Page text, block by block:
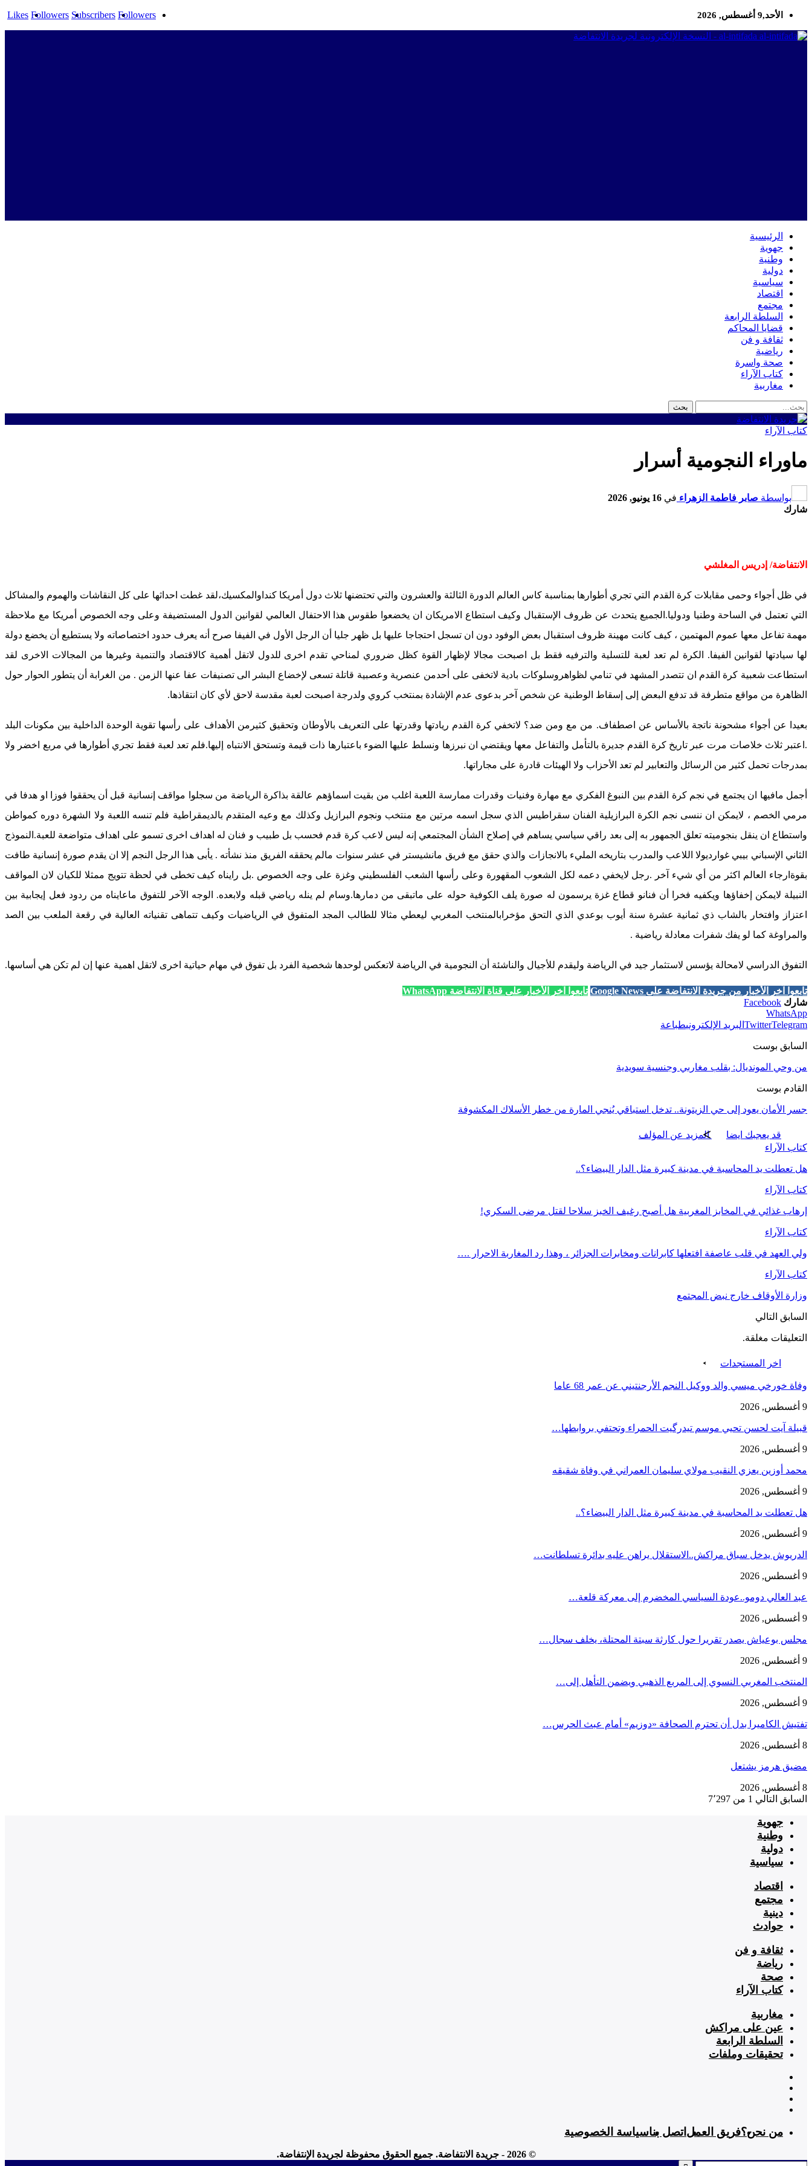
Likes Followers Subscribers Followers الأحد,9 أغسطس, 2026
al-intifada - النسخة الإلكترونية لجريدة الانتفاضة
الرئيسية
جهوية
وطنية
دولية
سياسية
اقتصاد
مجتمع
السلطة الرابعة
قضايا المحاكم
ثقافة و فن
رياضية
صحة واسرة
كتاب الآراء
مغاربية
كتاب الآراء
ماوراء النجومية أسرار
بواسطة صابر فاطمة الزهراء في 16 يونيو, 2026
شارك
الانتفاضة/ إدريس المغلشي
في ظل أجواء وحمى مقابلات كرة القدم التي تجري أطوارها بمناسبة كاس العالم الدورة الثالثة والعشرون والتي تحتضنها ثلاث دول أمريكا كنداوالمكسيك،لقد غطت احداثها على كل النقاشات والهموم والمشاكل
التي تعتمل في الساحة وطنيا ودوليا.الجميع يتحدث عن ظروف الإستقبال وكيف استطاع الامريكان ان يخضعوا طقوس هذا الاحتفال العالمي لقوانين الدول المستضيفة وعلى وجه الخصوص أمريكا مع ملاحظة
مهمة تفاعل معها عموم المهتمين ، كيف كانت مهينة ظروف استقبال بعض الوفود دون ان تسجل احتجاجا عليها بل ظهر جليا أن الرجل الأول في الفيفا صرح أنه يعرف حدود اختصاصاته ولا يستطيع أن يخضع دولة
لها سيادتها لقوانين الفيفا. الكرة لم تعد لعبة للتسلية والترفيه فقط بل اصبحت مجالا لإظهار القوة كظل ضروري لمناحي تقدم اخرى للدول لاتقل أهمية كالاقتصاد والتنمية وغيرها من المجالات الاخرى لقد
استطاعت شعبية كرة القدم ان تتصدر المشهد في تنامي لظواهروسلوكات بادية لاتخفى على أحدمن عنصرية وعصبية قاتلة تسعى لإخضاع البشر الى تصنيفات عفا عنها الزمن . من الغرابة أن يتطور الحوار حول
الظاهرة من مواقع متطرفة قد تدفع البعض إلى إسقاط الوطنية عن شخص آخر بدعوى عدم الإشادة بمنتخب كروي ولدرجة اصبحت لعبة مقدسة لاحق لأي كان انتقاذها.
بعيدا عن أجواء مشحونة ناتجة بالأساس عن اصطفاف. من مع ومن ضد؟ لاتخفي كرة القدم ريادتها وقدرتها على التعريف بالأوطان وتحقيق كثيرمن الأهداف على رأسها تقوية الوحدة الداخلية بين مكونات البلد
.اعتبر ثلاث خلاصات مرت عبر تاريخ كرة القدم جديرة بالتأمل والتفاعل معها ويقتضي ان نبرزها ونسلط عليها الضوء باعتبارها ذات قيمة وتستحق الانتباه إليها.فلم تعد لعبة فقط تجري أطوارها في مربع اخضر ولا
بمدرجات تحمل كثير من الرسائل والتعابير لم تعد الأحزاب ولا الهيئات قادرة على مجاراتها.
أجمل مافيها ان يجتمع في نجم كرة القدم بين النبوغ الفكري مع مهارة وفنيات وقدرات ممارسة اللعبة اغلب من بقيت اسماؤهم عالقة بذاكرة الرياضة من سجلوا مواقف إنسانية قبل أن يحققوا فوزا او هدفا في
مرمي الخصم ، لايمكن ان ننسى نجم الكرة البرازيلية الفنان سقراطيس الذي سجل اسمه مرتين مع منتخب ونجوم البرازيل وكذلك مع وعيه المتقدم بالديمقراطية فلم تنسه اللعبة ولا الشهرة دوره كمواطن
واستطاع ان ينقل بنجوميته تعلق الجمهور به إلى بعد راقي سياسي يساهم في إصلاح الشأن المجتمعي إنه ليس لاعب كرة قدم فحسب بل طبيب و فنان له اهداف اخرى تسمو على اهداف متواضعة للعبة.النموذج
الثاني الإسباني بيبي غوارديولا اللاعب والمدرب بتاريخه المليء بالانجازات والذي حقق مع فريق مانشيستر في عشر سنوات مالم يحققه الفريق منذ نشأته . يأبى هذا الرجل النجم إلا ان يقدم صورة إنسانية طافت
بقوةارجاء العالم اكثر من أي شيء آخر .رجل لايخفي دعمه لكل الشعوب المقهورة وعلى رأسها الشعب الفلسطيني وغزة على وجه الخصوص .بل رايناه كيف تخطى في لحظة تتويج ممثلا للكيان لان المواقف
النبيلة لايمكن إخفاؤها ويكفيه فخرا أن فنانو قطاع غزة يرسمون له صورة يلف الكوفية حوله على ماتبقى من دمارها.وسام لم ينله رياضي قبله ولابعده. الوجه الآخر للتفوق ماعايناه من ردود فعل إيجابية بين
اعتزاز وافتخار بالشاب ذي ثمانية عشرة سنة أيوب بوعدي الذي التحق مؤخرابالمنتخب المغربي ليعطي مثالا للطالب المجد المتفوق في الرياضيات وكيف تتماهى تقنياته العالية في رقعة الملعب بين الصد
والمراوغة كما لو يفك شفرات معادلة رياضية .
التفوق الدراسي لامحالة يؤسس لاستثمار جيد في الرياضة وليقدم للأجيال والناشئة أن النجومية في الرياضة لاتعكس لوحدها شخصية الفرد بل تفوق في مهام حياتية اخرى لاتقل اهمية عنها إن لم تكن هي أساسها.
تابعوا آخر الأخبار من جريدة الانتفاضة على Google News
تابعوا آخر الأخبار على قناة الانتفاضة WhatsApp
شارك Facebook
WhatsApp
TwitterTelegram البريد الإلكترونيطباعة
السابق بوست
من وحي المونديال: بقلب مغاربي وجنسية سويدية
القادم بوست
جسر الأمان يعود إلى حي الزيتونة.. تدخل استباقي يُنجي المارة من خطر الأسلاك المكشوفة
قد يعجبك ايضا
المزيد عن المؤلف
كتاب الآراء
هل تعطلت يد المحاسبة في مدينة كبيرة مثل الدار البيضاء؟..
كتاب الآراء
إرهاب غذائي في المخابز المغربية هل أصبح رغيف الخبز سلاحا لقتل مرضى السكري!
كتاب الآراء
ولي العهد في قلب عاصفة افتعلها كابرانات ومخابرات الجزائر ، وهذا رد المغاربة الاحرار .…
كتاب الآراء
وزارة الأوقاف خارج نبض المجتمع
السابق التالي
التعليقات مغلقة.
اخر المستجدات
وفاة خورخي ميسي والد ووكيل النجم الأرجنتيني عن عمر 68 عاما
9 أغسطس, 2026
قبيلة آيت لحسن تحيي موسم تيدرگيت الحمراء وتحتفي بروابطها…
9 أغسطس, 2026
محمد أوزين يعزي النقيب مولاي سليمان العمراني في وفاة شقيقه
9 أغسطس, 2026
هل تعطلت يد المحاسبة في مدينة كبيرة مثل الدار البيضاء؟..
9 أغسطس, 2026
الدريوش يدخل سباق مراكش..الاستقلال يراهن عليه بدائرة تسلطانت…
9 أغسطس, 2026
عبد العالي دومو..عودة السياسي المخضرم إلى معركة قلعة…
9 أغسطس, 2026
مجلس بوعياش يصدر تقريرا حول كارثة سبتة المحتلة، يخلف سجال…
9 أغسطس, 2026
المنتخب المغربي النسوي إلى المربع الذهبي ويضمن التأهل إلى…
9 أغسطس, 2026
تفتيش الكاميرا بدل أن تحترم الصحافة «دوزيم» أمام عبث الحرس…
8 أغسطس, 2026
مضيق هرمز يشتعل
8 أغسطس, 2026
السابق التالي 1 من 7٬297
جهوية
وطنية
دولية
سياسية
اقتصاد
مجتمع
دينية
حوادث
ثقافة و فن
رياضة
صحة
كتاب الآراء
مغاربية
عين على مراكش
السلطة الرابعة
تحقيقات وملفات
من نحن؟فريق العمل اتصل بناسياسة الخصوصية
© 2026 - جريدة الانتفاضة. جميع الحقوق محفوظة لجريدة الإنتفاضة.